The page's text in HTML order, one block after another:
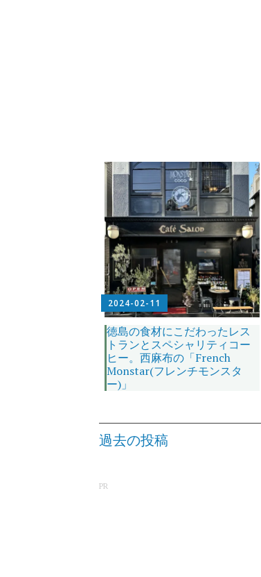
2024-02-11
徳島の食材にこだわったレス
トランとスペシャリティコー
ヒー。西麻布の「French
Monstar(フレンチモンスタ
ー)」
稿
ナ
ョ
過去の投稿
PR